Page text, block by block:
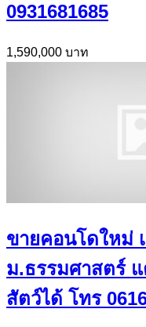
0931681685
1,590,000 บาท
ขายคอนโดใหม่
ม.ธรรมศาสตร์
สัตว์ได้ โทร